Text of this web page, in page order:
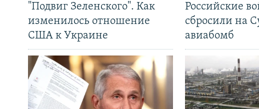
"Подвиг Зеленского". Как
изменилось отношение
США к Украине
Российские
сбросили на
авиабомб